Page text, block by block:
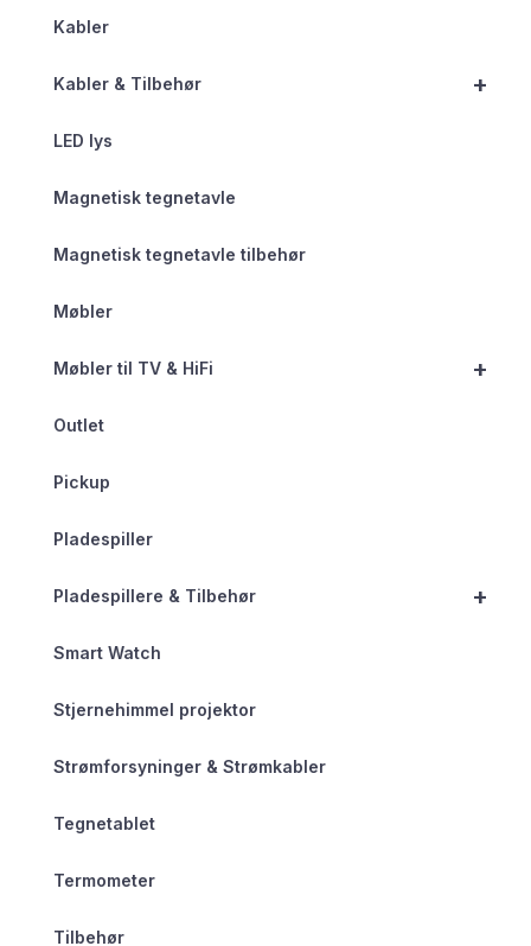
Kabler
+
Kabler & Tilbehør
LED lys
Magnetisk tegnetavle
Magnetisk tegnetavle tilbehør
Møbler
+
Møbler til TV & HiFi
Outlet
Pickup
Pladespiller
+
Pladespillere & Tilbehør
Smart Watch
Stjernehimmel projektor
Strømforsyninger & Strømkabler
Tegnetablet
Termometer
Tilbehør